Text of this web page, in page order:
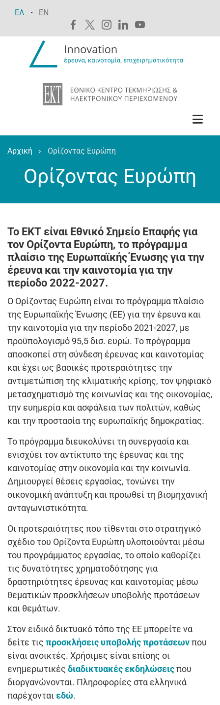
περιεχόμενο
ΕΛ EN
Breadcrumb
Αρχική Ορίζοντας Ευρώπη
Ορίζοντας Ευρώπη
Το ΕΚΤ είναι Εθνικό Σημείο Επαφής για
τον Ορίζοντα Ευρώπη, το πρόγραμμα
πλαίσιο της Ευρωπαϊκής Ένωσης για την
έρευνα και την καινοτομία για την
περίοδο 2022-2027.
Ο Ορίζοντας Ευρώπη είναι το πρόγραμμα πλαίσιο
της Ευρωπαϊκής Ένωσης (ΕΕ) για την έρευνα και
την καινοτομία για την περίοδο 2021-2027, με
προϋπολογισμό 95,5 δισ. ευρώ. Το πρόγραμμα
αποσκοπεί στη σύνδεση έρευνας και καινοτομίας
και έχει ως βασικές προτεραιότητες την
αντιμετώπιση της κλιματικής κρίσης, τον ψηφιακό
μετασχηματισμό της κοινωνίας και της οικονομίας,
την ευημερία και ασφάλεια των πολιτών, καθώς
και την προστασία της ευρωπαϊκής δημοκρατίας.
Το πρόγραμμα διευκολύνει τη συνεργασία και
ενισχύει τον αντίκτυπο της έρευνας και της
καινοτομίας στην οικονομία και την κοινωνία.
Δημιουργεί θέσεις εργασίας, τονώνει την
οικονομική ανάπτυξη και προωθεί τη βιομηχανική
ανταγωνιστικότητα.
Οι προτεραιότητες που τίθενται στο στρατηγικό
σχέδιο του Ορίζοντα Ευρώπη υλοποιούνται μέσω
του προγράμματος εργασίας, το οποίο καθορίζει
τις δυνατότητες χρηματοδότησης για
δραστηριότητες έρευνας και καινοτομίας μέσω
θεματικών προσκλήσεων υποβολής προτάσεων
και θεμάτων.
Στον ειδικό δικτυακό τόπο της ΕΕ μπορείτε να
δείτε τις προσκλήσεις υποβολής προτάσεωνπου
είναι ανοικτές. Χρήσιμες είναι επίσης οι
ενημερωτικές διαδικτυακές εκδηλώσειςπου
διοργανώνονται. Πληροφορίες στα ελληνικά
παρέχονται εδώ.